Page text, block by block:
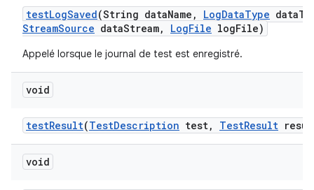
testLogSaved(String dataName , LogDataType data
StreamSource dataStream, LogFile logFile)
Appelé lorsque le journal de test est enregistré.
void
testResult(TestDescription test, TestResult
void